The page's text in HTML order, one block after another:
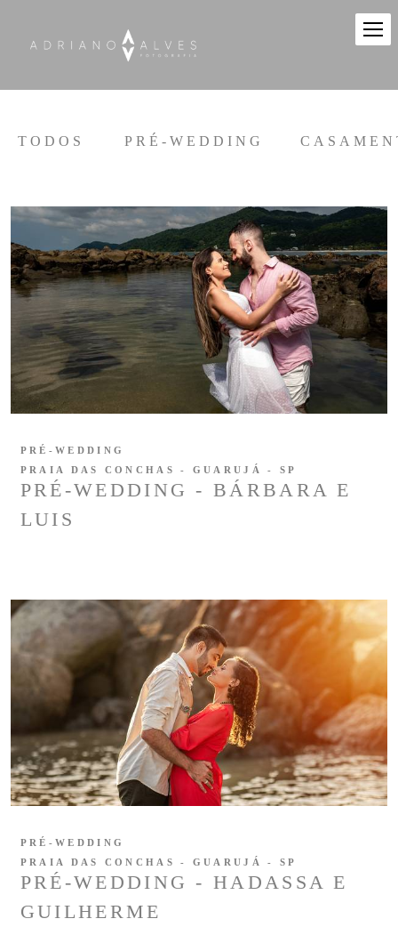
TODOS PRÉ-WEDDING
PRÉ-WEDDING - BÁRBARA E
LUIS
PRÉ-WEDDING
PRAIA DAS CONCHAS - GUARUJÁ - SP
PRÉ-WEDDING - HADASSA E
GUILHERME
PRÉ-WEDDING
PRAIA DAS CONCHAS - GUARUJÁ - SP